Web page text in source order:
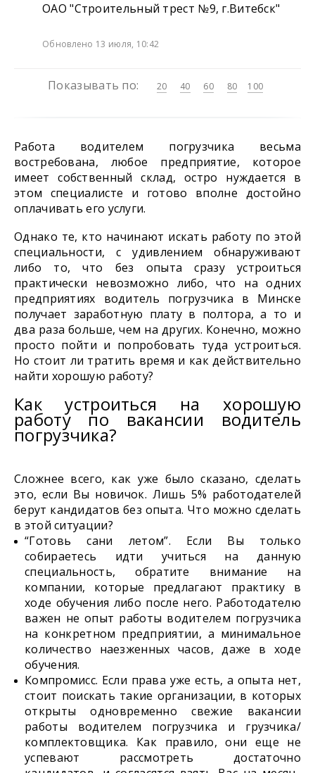
ОАО "Строительный трест №9, г.Витебск"
Обновлено 13 июля, 10:42
Показывать по: 20 40 60 80 100
Работа водителем погрузчика весьма
востребована, любое предприятие, которое
имеет собственный склад, остро нуждается в
этом специалисте и готово вполне достойно
оплачивать его услуги.
Однако те, кто начинают искать работу по этой
специальности, с удивлением обнаруживают
либо то, что без опыта сразу устроиться
практически невозможно либо, что на одних
предприятиях водитель погрузчика в Минске
получает заработную плату в полтора, а то и
два раза больше, чем на других. Конечно, можно
просто пойти и попробовать туда устроиться.
Но стоит ли тратить время и как действительно
найти хорошую работу?
Как устроиться на хорошую
работу по вакансии водитель
погрузчика?
Сложнее всего, как уже было сказано, сделать
это, если Вы новичок. Лишь 5% работодателей
берут кандидатов без опыта. Что можно сделать
в этой ситуации?
“Готовь сани летом”. Если Вы только
собираетесь идти учиться на данную
специальность, обратите внимание на
компании, которые предлагают практику в
ходе обучения либо после него. Работодателю
важен не опыт работы водителем погрузчика
на конкретном предприятии, а минимальное
количество наезженных часов, даже в ходе
обучения.
Компромисс. Если права уже есть, а опыта нет,
стоит поискать такие организации, в которых
открыты одновременно свежие вакансии
работы водителем погрузчика и грузчика/
комплектовщика. Как правило, они еще не
успевают рассмотреть достаточно